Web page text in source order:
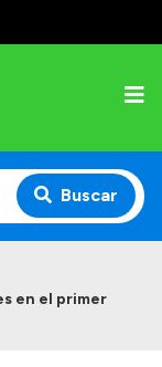
Buscar
en el primer